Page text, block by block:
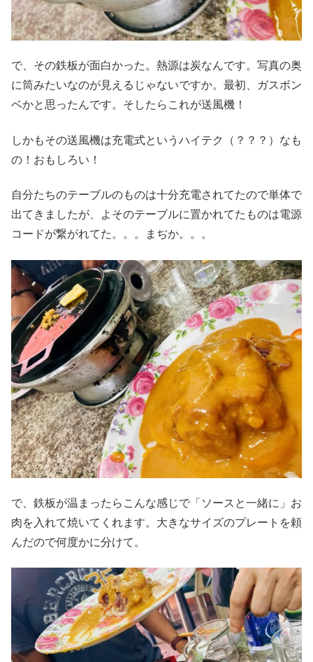
で、その鉄板が面白かった。熱源は炭なんです。写真の奥
に筒みたいなのが見えるじゃないですか。最初、ガスボン
ベかと思ったんです。そしたらこれが送風機！
しかもその送風機は充電式というハイテク（？？？）なも
の！おもしろい！
自分たちのテーブルのものは十分充電されてたので単体で
出てきましたが、よそのテーブルに置かれてたものは電源
コードが繋がれてた。。。まぢか。。。
で、鉄板が温まったらこんな感じで「ソースと一緒に」お
肉を入れて焼いてくれます。大きなサイズのプレートを頼
んだので何度かに分けて。